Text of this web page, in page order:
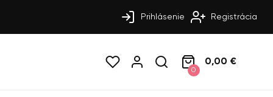
Prihlásenie Registrácia
0
0,00 €